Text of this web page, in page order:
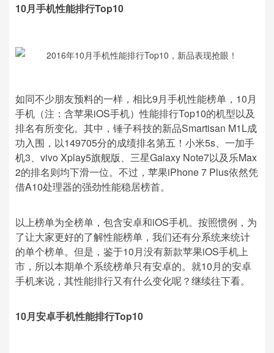
10月手机性能排行Top10
如同不少朋友预料的一样，相比9月手机性能榜单，10月
手机（注：含苹果iOS手机）性能排行Top10的机型以及
排名有所变化。其中，锤子科技的新品Smartisan M1L成
功入围，以149705分的成绩排名第五！小米5s、一加手
机3、vivo Xplay5旗舰版、三星Galaxy Note7以及乐Max
2的排名则均下滑一位。不过，苹果iPhone 7 Plus依然凭
借A10处理器的强劲性能稳居榜首。
以上榜单为全榜单，包含安卓和iOS手机。按照惯例，为
了让大家更好的了解性能榜单，我们还有分系统来统计
的单个榜单。但是，鉴于10月没有新款苹果iOS手机上
市，所以本期单个系统榜单只有安卓的。就10月的安卓
手机来说，其性能排行又有什么变化呢？继续往下看。
10月安卓手机性能排行Top10